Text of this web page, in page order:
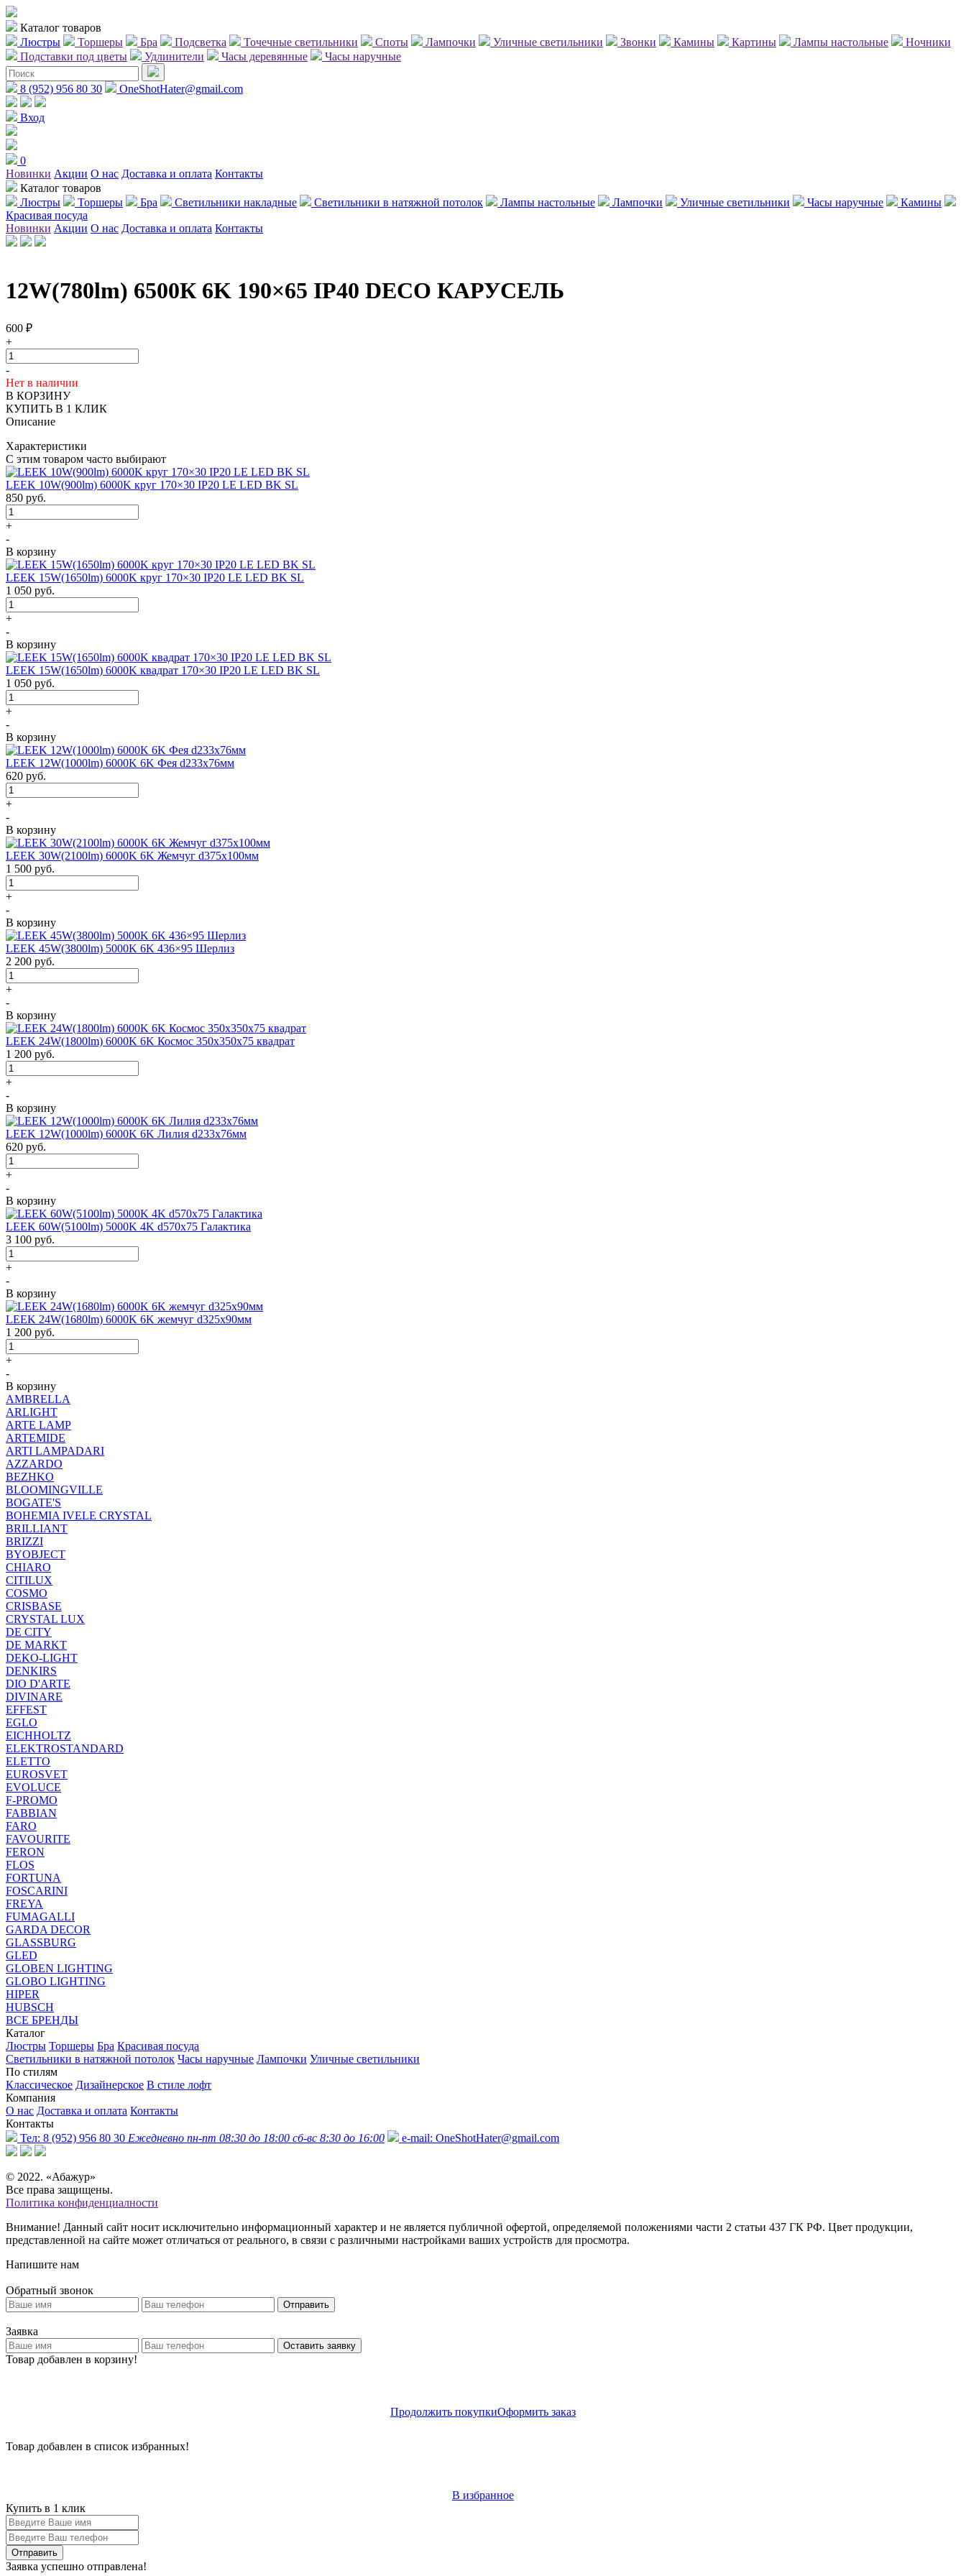
Каталог товаров
Люстры
Торшеры Бра Подсветка Точечные светильники Споты Лампочки Уличные светильники Звонки Камины Картины Лампы настольные
Ночники
Подставки под цветы
Удлинители Часы деревянные Часы наручные
8 (952) 956 80 30 OneShotHater@gmail.com
Вход
0
Новинки Акции О нас Доставка и оплата Контакты
Каталог товаров
Люстры
Торшеры Бра Светильники накладные Светильники в натяжной потолок Лампы настольные Лампочки Уличные светильники Часы наручные
Камины
Красивая посуда
Новинки Акции О нас Доставка и оплата Контакты
12W(780lm) 6500К 6K 190×65 IP40 DECO КАРУСЕЛЬ
600 ₽
+
-
Нет в наличии
В КОРЗИНУ
КУПИТЬ В 1 КЛИК
Описание
Характеристики
С этим товаром часто выбирают
LEEK 10W(900lm) 6000K круг 170×30 IP20 LE LED BK SL
850 руб.
+
-
В корзину
LEEK 15W(1650lm) 6000K круг 170×30 IP20 LE LED BK SL
1 050 руб.
+
-
В корзину
LEEK 15W(1650lm) 6000K квадрат 170×30 IP20 LE LED BK SL
1 050 руб.
+
-
В корзину
LEEK 12W(1000lm) 6000K 6K Фея d233x76мм
620 руб.
+
-
В корзину
LEEK 30W(2100lm) 6000K 6K Жемчуг d375x100мм
1 500 руб.
+
-
В корзину
LEEK 45W(3800lm) 5000K 6K 436×95 Шерлиз
2 200 руб.
+
-
В корзину
LEEK 24W(1800lm) 6000K 6K Космос 350x350x75 квадрат
1 200 руб.
+
-
В корзину
LEEK 12W(1000lm) 6000K 6K Лилия d233x76мм
620 руб.
+
-
В корзину
LEEK 60W(5100lm) 5000K 4K d570x75 Галактика
3 100 руб.
+
-
В корзину
LEEK 24W(1680lm) 6000K 6K жемчуг d325x90мм
1 200 руб.
+
-
В корзину
AMBRELLA
ARLIGHT
ARTE LAMP
ARTEMIDE
ARTI LAMPADARI
AZZARDO
BEZHKO
BLOOMINGVILLE
BOGATE'S
BOHEMIA IVELE CRYSTAL
BRILLIANT
BRIZZI
BYOBJECT
CHIARO
CITILUX
COSMO
CRISBASE
CRYSTAL LUX
DE CITY
DE MARKT
DEKO-LIGHT
DENKIRS
DIO D'ARTE
DIVINARE
EFFEST
EGLO
EICHHOLTZ
ELEKTROSTANDARD
ELETTO
EUROSVET
EVOLUCE
F-PROMO
FABBIAN
FARO
FAVOURITE
FERON
FLOS
FORTUNA
FOSCARINI
FREYA
FUMAGALLI
GARDA DECOR
GLASSBURG
GLED
GLOBEN LIGHTING
GLOBO LIGHTING
HIPER
HUBSCH
ВСЕ БРЕНДЫ
Каталог
Люстры Торшеры Бра Красивая посуда
Светильники в натяжной потолок Часы наручные Лампочки Уличные светильники
По стилям
Классическое Дизайнерское В стиле лофт
Компания
О нас Доставка и оплата Контакты
Контакты
Тел: 8 (952) 956 80 30 Ежедневно пн-пт 08:30 до 18:00 сб-вс 8:30 до 16:00 e-mail: OneShotHater@gmail.com
© 2022. «Абажур»
Все права защищены.
Политика конфиденциалности
Внимание! Данный сайт носит исключительно информационный характер и не является публичной офертой, определяемой положениями части 2 статьи 437 ГК РФ. Цвет продукции,
представленной на сайте может отличаться от реального, в связи с различными настройками ваших устройств для просмотра.
Напишите нам
Обратный звонок
Отправить
Заявка
Оставить заявку
Товар добавлен в корзину!
Продолжить покупкиОформить заказ
Товар добавлен в список избранных!
В избранное
Купить в 1 клик
Заявка успешно отправлена!